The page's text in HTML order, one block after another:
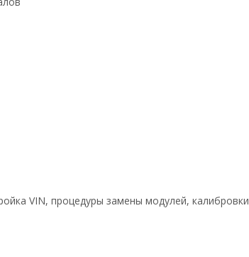
VIN, процедуры замены модулей, калибровки